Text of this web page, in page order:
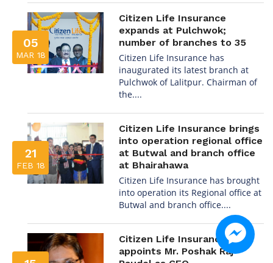
05
MAR 18
Citizen Life Insurance
expands at Pulchwok;
number of branches to 35
Citizen Life Insurance has
inaugurated its latest branch at
Pulchwok of Lalitpur. Chairman of
the....
21
FEB 18
Citizen Life Insurance brings
into operation regional office
at Butwal and branch office
at Bhairahawa
Citizen Life Insurance has brought
into operation its Regional office at
Butwal and branch office....
Citizen Life Insurance
appoints Mr. Poshak Raj